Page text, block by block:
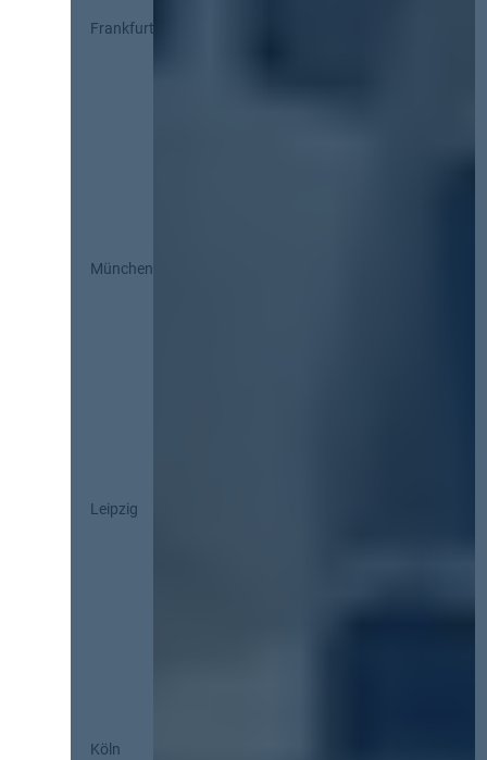
Frankfurt
München
Leipzig
Köln